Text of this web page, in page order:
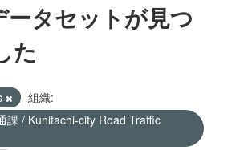
ータセットが見つ
た
組織:
課 / Kunitachi-city Road Traffic